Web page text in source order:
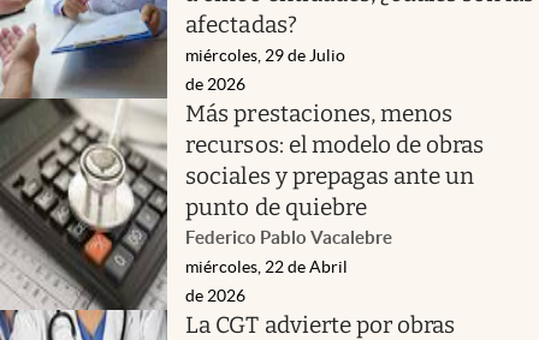
afectadas?
miércoles, 29 de Julio
de 2026
Más prestaciones, menos
recursos: el modelo de obras
sociales y prepagas ante un
punto de quiebre
Federico Pablo Vacalebre
miércoles, 22 de Abril
de 2026
La CGT advierte por obras